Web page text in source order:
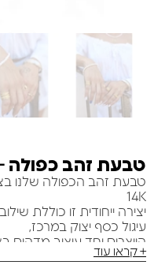
טבעת זהב כפולה
טבעת זהב הכפולה שלנו
14K
יצירה ייחודית זו כוללת
עיגול כסף יצוק במרכז,
היוצרים יחד עיצוב מדהים
טבעת זו מושלמת להוספת
+ קראו עוד